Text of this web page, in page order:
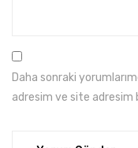
Daha sonraki
adresim ve site adresim